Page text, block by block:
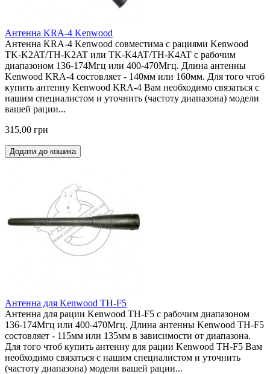
Антенна KRA-4 Kenwood
Антенна KRA-4 Kenwood совместима с рациями Kenwood
TK-K2AT/TH-K2AT или TK-K4AT/TH-K4AT с рабочим
диапазоном 136-174Мгц или 400-470Мгц. Длина антенны
Kenwood KRA-4 состовляет - 140мм или 160мм. Для того чтоб
купить антенну Kenwood KRA-4 Вам необходимо связаться с
нашим специалистом и уточнить (частоту диапазона) модели
вашей рации...
315,00 грн
Додати до кошика
Антенна для Kenwood TH-F5
Антенна для рации Kenwood TH-F5 с рабочим диапазоном
136-174Мгц или 400-470Мгц. Длина антенны Kenwood TH-F5
состовляет - 115мм или 135мм в зависимости от диапазона.
Для того чтоб купить антенну для рации Kenwood TH-F5 Вам
необходимо связаться с нашим специалистом и уточнить
(частоту диапазона) модели вашей рации...